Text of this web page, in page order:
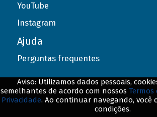
YouTube
Instagram
Ajuda
Perguntas frequentes
© BNDES. Todos os direitos
Aviso: Utilizamos dados pessoais,
semelhantes de acordo com nossos Termos
Privacidade. Ao continuar navegando, você
condições.